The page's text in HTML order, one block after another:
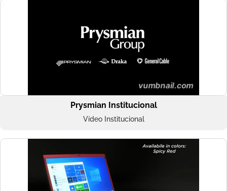
Prysmian Institucional
Vídeo Institucional